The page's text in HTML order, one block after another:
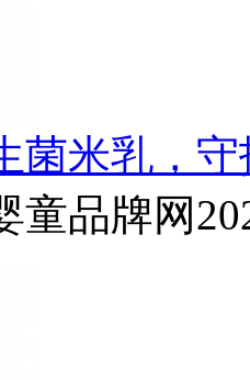
菌米乳，
童品牌网